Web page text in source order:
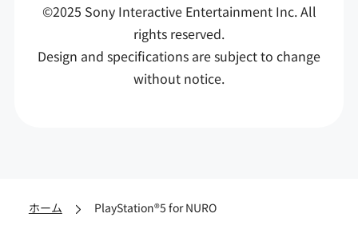
©2025 Sony Interactive Entertainment Inc. All
rights reserved.
Design and specifications are subject to change
without notice.
ホーム PlayStation®5 for NURO